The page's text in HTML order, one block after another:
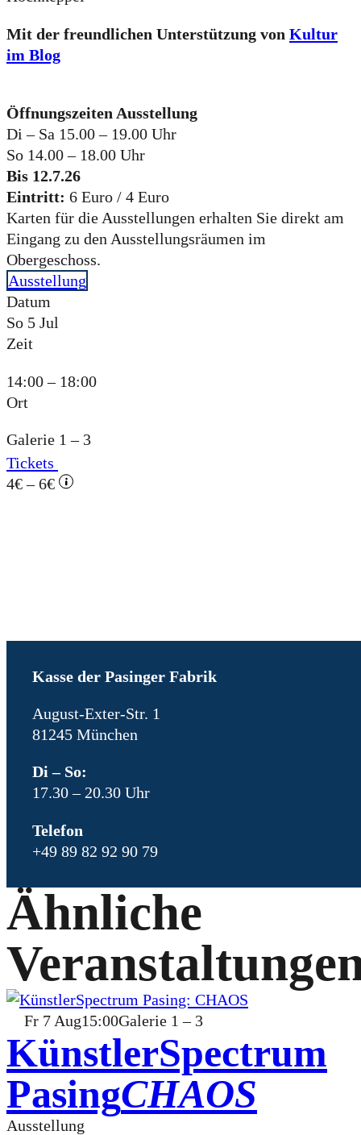
Mit der freundlichen Unterstützung von Kultur
im Blog
Öffnungszeiten Ausstellung
Di – Sa 15.00 – 19.00 Uhr
So 14.00 – 18.00 Uhr
Bis 12.7.26
Eintritt: 6 Euro / 4 Euro
Karten für die Ausstellungen erhalten Sie direkt am
Eingang zu den Ausstellungsräumen im
Obergeschoss.
Ausstellung
Datum
So 5 Jul
Zeit
14:00 – 18:00
Ort
Galerie 1 – 3
Tickets
4€ – 6€
Kasse der Pasinger Fabrik
August-Exter-Str. 1
81245 München
Di – So:
17.30 – 20.30 Uhr
Telefon
+49 89 82 92 90 79
Ähnliche
Fr 7 Aug15:00Galerie 1 – 3
KünstlerSpectrum
PasingCHAOS
Ausstellung